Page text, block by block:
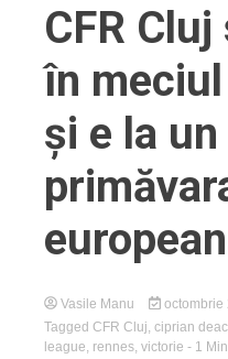
CFR
în
și e la
Vasile Manu octombrie
Tagged CFR Cluj ciprian deac
league rennes victorie - 1